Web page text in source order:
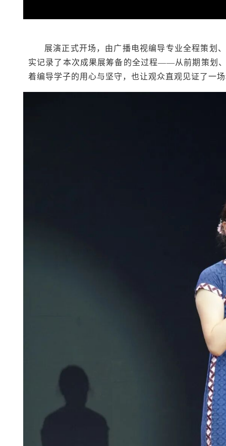
展演正式开场，由广播电视编导专业全程策划
实记录了本次成果展筹备的全过程——从前期策划
着编导学子的用心与坚守，也让观众直观见证了一